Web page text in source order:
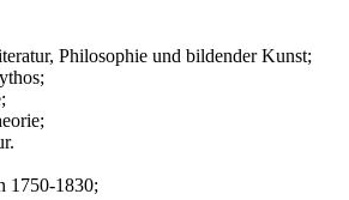
Philosophie und bildender Kunst;
1750-1830;